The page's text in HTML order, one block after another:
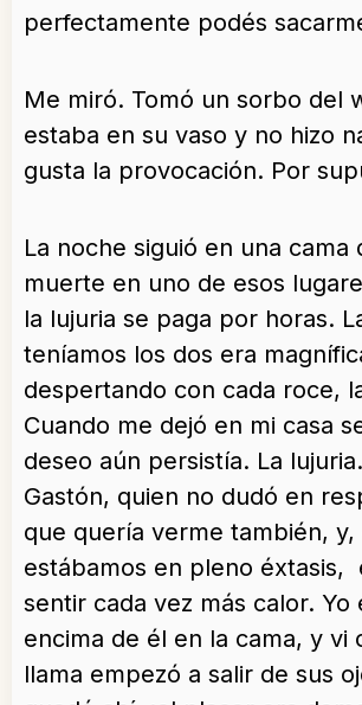
perfectamente podés
Me miró. Tomó un sorbo del
estaba en su vaso y no hizo
gusta la provocación. Por
La noche siguió en una cama
muerte en uno de esos
la lujuria se paga por horas.
teníamos los dos era
despertando con cada roce,
Cuando me dejó en mi casa
deseo aún persistía. La
Gastón, quien no dudó en
que quería verme también, y,
estábamos en pleno éxtasis,
sentir cada vez más calor. Yo
encima de él en la cama, y vi
llama empezó a salir de sus